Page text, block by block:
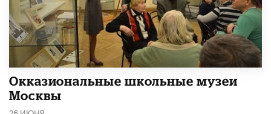
​Окказиональные школьные музеи
Москвы
26 ИЮНЯ